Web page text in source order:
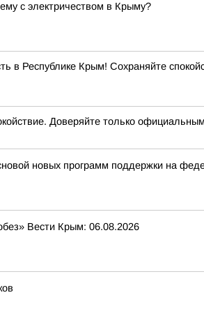
с электричеством в Крыму?
в Республике Крым! Сохраняйте
Доверяйте только
новых программ поддержки на
Вести Крым: 06.08.2026